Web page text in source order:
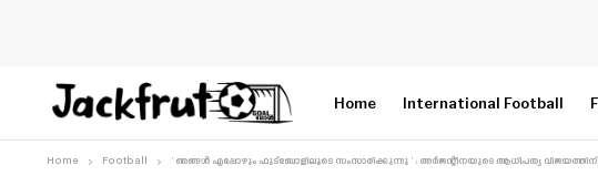
Home International Football
Home Football ‘ ഞങ്ങൾ എപ്പോഴും ഫുട്ബോളിലൂടെ സംസാരിക്കുന്നു ‘ : അർജന്റീനയുടെ ആധിപത്യ വിജയത്തിന്